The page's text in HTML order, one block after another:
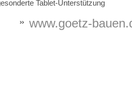
Tablet-Unterstützung
www.goetz-